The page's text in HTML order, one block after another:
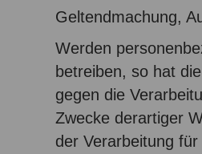
Geltendmachung,
Werden
betreiben, so hat
gegen die
Zwecke derartiger
der Verarbeitung